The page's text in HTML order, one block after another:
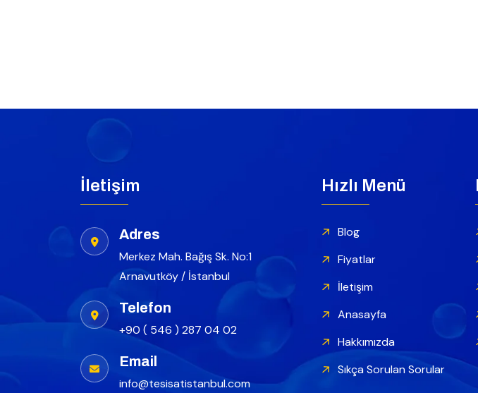
İletişim
Adres
Merkez Mah. Bağış Sk. No:1
Arnavutköy / İstanbul
Telefon
+90 ( 546 ) 287 04 02
Email
info@tesisatistanbul.com
Hızlı Menü
Blog
Fiyatlar
İletişim
Anasayfa
Hakkımızda
Sıkça Sorulan Sorular